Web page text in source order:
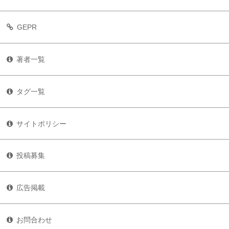
GEPR
著者一覧
タグ一覧
サイトポリシー
投稿募集
広告掲載
お問合わせ